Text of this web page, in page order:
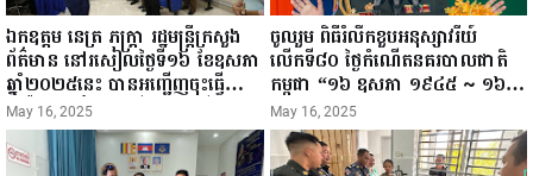
ឯកឧត្តម នេត្រ ភក្ត្រា រដ្ឋមន្ត្រីក្រសួង
ព័ត៌មាន នៅរសៀលថ្ងៃទី១៦ ខែឧសភា
ឆ្នាំ២០២៥នេះ បានអញ្ជើញចុះធ្វើ
ជំរឿនថ្នាក់ដឹកនាំមន្ត្រីរាជការស៉ីវិល នៃ
ក្រសួងព័ត៌មាន...
May 16, 2025
ចូលរួម ពិធីរំលឹកខួបអនុស្សាវរីយ៍
លើកទី៨០ ថ្ងៃកំណើតនគរបាលជាតិ
កម្ពុជា “១៦ ឧសភា ១៩៤៥ ~ ១៦
ឧសភា ២០២៥”...
May 16, 2025